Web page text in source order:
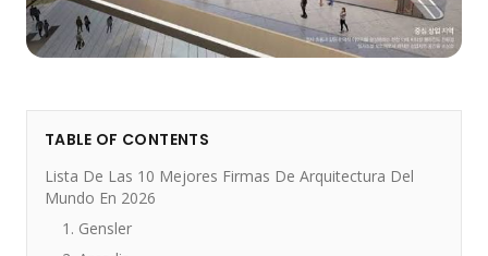
TABLE OF CONTENTS
Lista De Las 10 Mejores Firmas De Arquitectura Del
Mundo En 2026
1. Gensler